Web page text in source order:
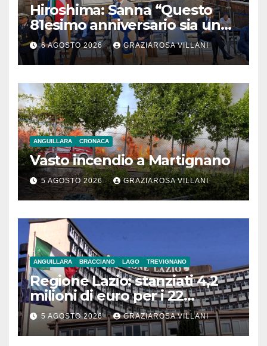
Hiroshima: Sanna “Questo
81esimo anniversario sia un
monito per tutti”
6 AGOSTO 2026 GRAZIAROSA VILLANI
ANGUILLARA CRONACA
Vasto incendio a Martignano
5 AGOSTO 2026 GRAZIAROSA VILLANI
ANGUILLARA BRACCIANO LAGO TREVIGNANO
Regione Lazio: stanziati 4,2
milioni di euro per i 22
Comuni dell’Etruria
Meridionale
5 AGOSTO 2026 GRAZIAROSA VILLANI